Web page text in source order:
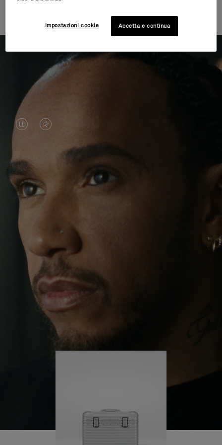
l'ignoto attraverso il viaggio
IL
VIDEO
È
IN
PAUSA,
PER
RIPRODURLO
IL
VIDEO
SILENZIATO,
ATTIVARE
LAUDIO
Lewis Hamilton è famoso per i suoi successi in
pista, ma i suoi ultimi viaggi sono stati all'insegna
dell'avventura al di fuori del suo ambiente abituale.
Attraverso questa ricerca di nuove esperienze in
giro per il mondo, Lewis continua a sfidare se
stesso e a imparare lungo il cammino.
La sua RIMOWA Original Pilot lo accompagna in
ogni fase del viaggio e ogni segno sulla sua
superfice racconta la storia del suo percorso e di
Impostazioni cookie Accetta e continua